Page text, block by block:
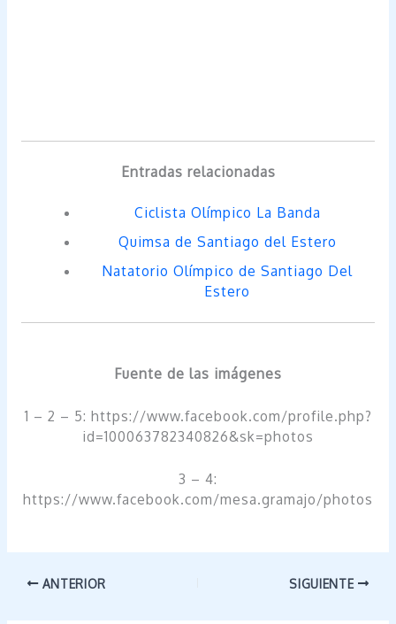
Entradas relacionadas
Ciclista Olímpico La Banda
Quimsa de Santiago del Estero
Natatorio Olímpico de Santiago Del
Estero
Fuente de las imágenes
1 – 2 – 5: https://www.facebook.com/profile.php?
id=100063782340826&sk=photos
3 – 4:
https://www.facebook.com/mesa.gramajo/photos
ANTERIOR SIGUIENTE